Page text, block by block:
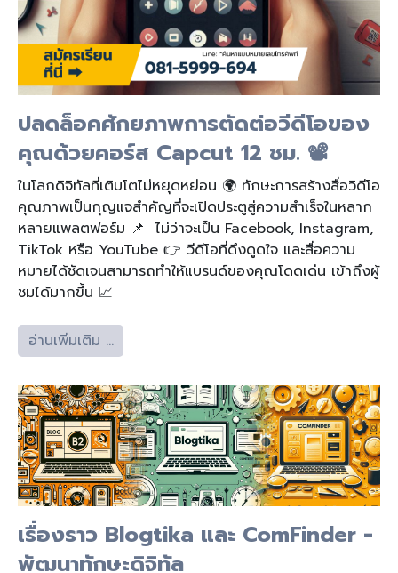
ปลดล็อคศักยภาพการตัดต่อวีดีโอของ
คุณด้วยคอร์ส Capcut 12 ชม. 📽️
ในโลกดิจิทัลที่เติบโตไม่หยุดหย่อน 🌍 ทักษะการสร้างสื่อวิดีโอ
คุณภาพเป็นกุญแจสำคัญที่จะเปิดประตูสู่ความสำเร็จในหลาก
หลายแพลตฟอร์ม 📌 ไม่ว่าจะเป็น Facebook, Instagram,
TikTok หรือ YouTube 👉 วีดีโอที่ดึงดูดใจ และสื่อความ
หมายได้ชัดเจนสามารถทำให้แบรนด์ของคุณโดดเด่น เข้าถึงผู้
ชมได้มากขึ้น 📈
อ่านเพิ่มเติม …
เรื่องราว Blogtika และ ComFinder -
พัฒนาทักษะดิจิทัล